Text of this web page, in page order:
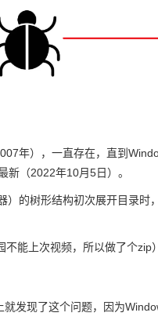
年），一直存在，直到
（2022年10月5日）。
的树形结构初次展开目录时
不能上次视频，所以做了个
发现了这个问题，因为